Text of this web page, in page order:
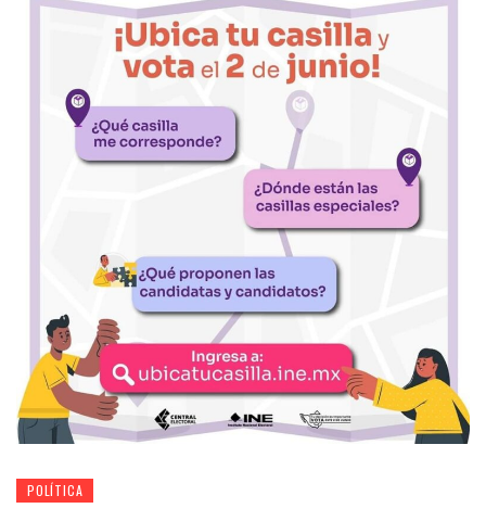
POLÍTICA